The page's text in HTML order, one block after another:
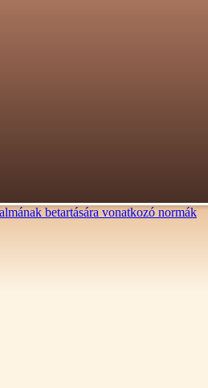
betartására vonatkozó normák